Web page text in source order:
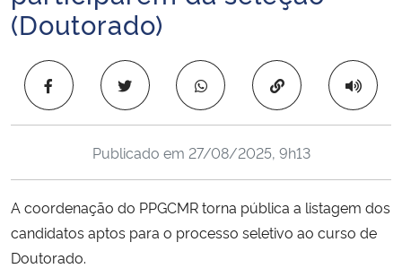
Ministério da Cidadania
Ministério da Saúde
Ministério de Minas e Energia
Ministério da Ciência, Tecnologia, Inovações e Comunicações
Ministério do Meio Ambiente
Ministério do Turismo
(Doutorado)
Copiar para área
Publicado em 27/08/2025, 9h13
A coordenação do PPGCMR torna pública a listagem dos
candidatos aptos para o processo seletivo ao curso de
Doutorado.